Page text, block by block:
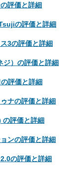
評価と詳細
の評価と詳細
3の評価と詳細
ジ）の評価と詳細
評価と詳細
ナの評価と詳細
の評価と詳細
ンの評価と詳細
の評価と詳細